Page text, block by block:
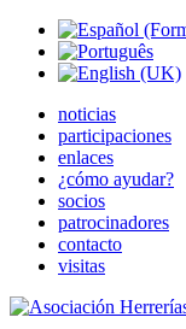
noticias
participaciones
enlaces
¿cómo ayudar?
socios
patrocinadores
contacto
visitas